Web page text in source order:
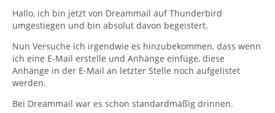
Hallo, ich bin jetzt von Dreammail auf Thunderbird
umgestiegen und bin absolut davon begeistert.
Nun Versuche ich irgendwie es hinzubekommen, dass wenn
ich eine E-Mail erstelle und Anhänge einfüge, diese
Anhänge in der E-Mail an letzter Stelle noch aufgelistet
werden.
Bei Dreammail war es schon standardmäßig drinnen.